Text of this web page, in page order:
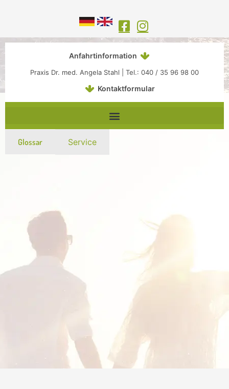
Anfahrtinformation
Praxis Dr. med. Angela Stahl | Tel.: 040 / 35 96 98 00
Kontaktformular
Glossar Service